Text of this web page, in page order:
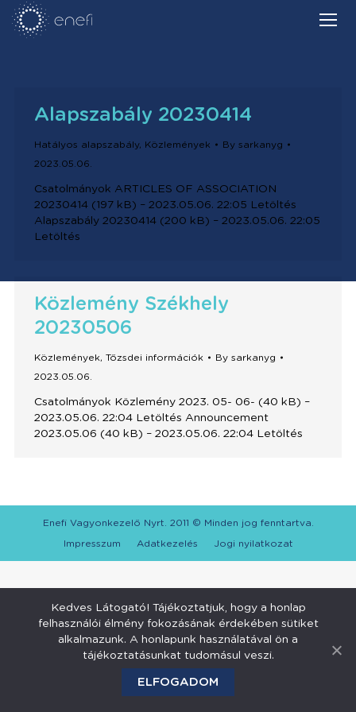
Alapszabály 20230414
Hatályos alapszabály, Közlemények By sarkanyg
2023.05.06.
Csatolmányok ARTICLES OF ASSOCIATION
20230414 (197 kB) – 2023.05.06. 22:05 Letöltés
Alapszabály 20230414 (200 kB) – 2023.05.06. 22:05
Letöltés
Közlemény Székhely
20230506
Közlemények, Tőzsdei információk By sarkanyg
2023.05.06.
Csatolmányok Közlemény 2023. 05- 06- (40 kB) –
2023.05.06. 22:04 Letöltés Announcement
2023.05.06 (40 kB) – 2023.05.06. 22:04 Letöltés
Enefi Vagyonkezelő Nyrt. 2011 © Minden jog fenntartva.
Impresszum Adatkezelés Jogi nyilatkozat
Kedves Látogató! Tájékoztatjuk, hogy a honlap
felhasználói élmény fokozásának érdekében sütiket
alkalmazunk. A honlapunk használatával ön a
tájékoztatásunkat tudomásul veszi.
ELFOGADOM